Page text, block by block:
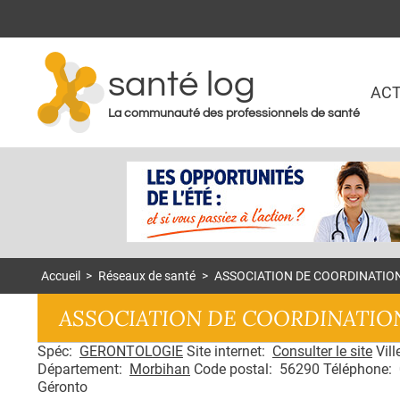
santé log
La communauté des professionnels de santé
Accueil > Réseaux de santé > ASSOCIATION DE
ASSOCIATION DE
Spéc: GERONTOLOGIE Site internet: Consulter le site
Département: Morbihan Code postal: 56290
Géronto